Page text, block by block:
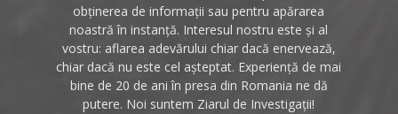
obținerea de informații sau pentru apărarea
noastră în instanță. Interesul nostru este și al
vostru: aflarea adevărului chiar dacă enervează,
chiar dacă nu este cel așteptat. Experiență de mai
bine de 20 de ani în presa din Romania ne dă
putere. Noi suntem Ziarul de Investigații!